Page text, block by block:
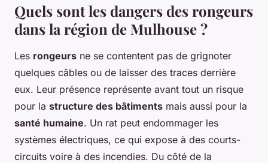
Quels sont les dangers des rongeurs
dans la région de Mulhouse ?
Les rongeurs ne se contentent pas de grignoter
quelques câbles ou de laisser des traces derrière
eux. Leur présence représente avant tout un risque
pour la structure des bâtiments mais aussi pour la
santé humaine. Un rat peut endommager les
systèmes électriques, ce qui expose à des courts-
circuits voire à des incendies. Du côté de la